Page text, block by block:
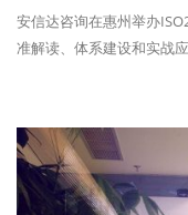
安信达咨询在惠州举办
准解读、体系建设和实战